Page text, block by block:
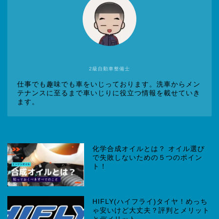
2級自動車整備士
仕事でも趣味でも車をいじっております。洗車からメン
テナンスに至るまで車いじりに役立つ情報を載せていき
ます。
化学合成オイルとは？ オイル選び
で失敗しないための５つのポイン
ト！
HIFLY(ハイフライ)タイヤ！めっち
ゃ安いけど大丈夫？評判とメリット